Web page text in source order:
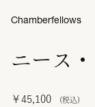
ニース
￥45,100
Chamberfellows